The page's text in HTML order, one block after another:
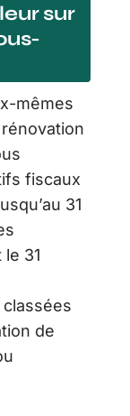
sur
mêmes
fiscaux
31
31
classées
de